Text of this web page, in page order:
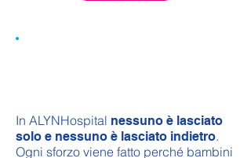
In ALYNHospital nessuno è lasciato
solo e nessuno è lasciato indietro.
Ogni sforzo viene fatto perché bambini